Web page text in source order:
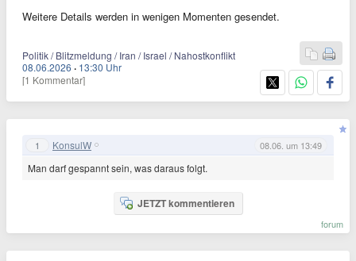
Weitere Details werden in wenigen Momenten gesendet.
Politik / Blitzmeldung / Iran / Israel / Nahostkonflikt
08.06.2026 · 13:30 Uhr
[1 Kommentar]
1 KonsulW 08.06. um 13:49
Man darf gespannt sein, was daraus folgt.
JETZT kommentieren
forum